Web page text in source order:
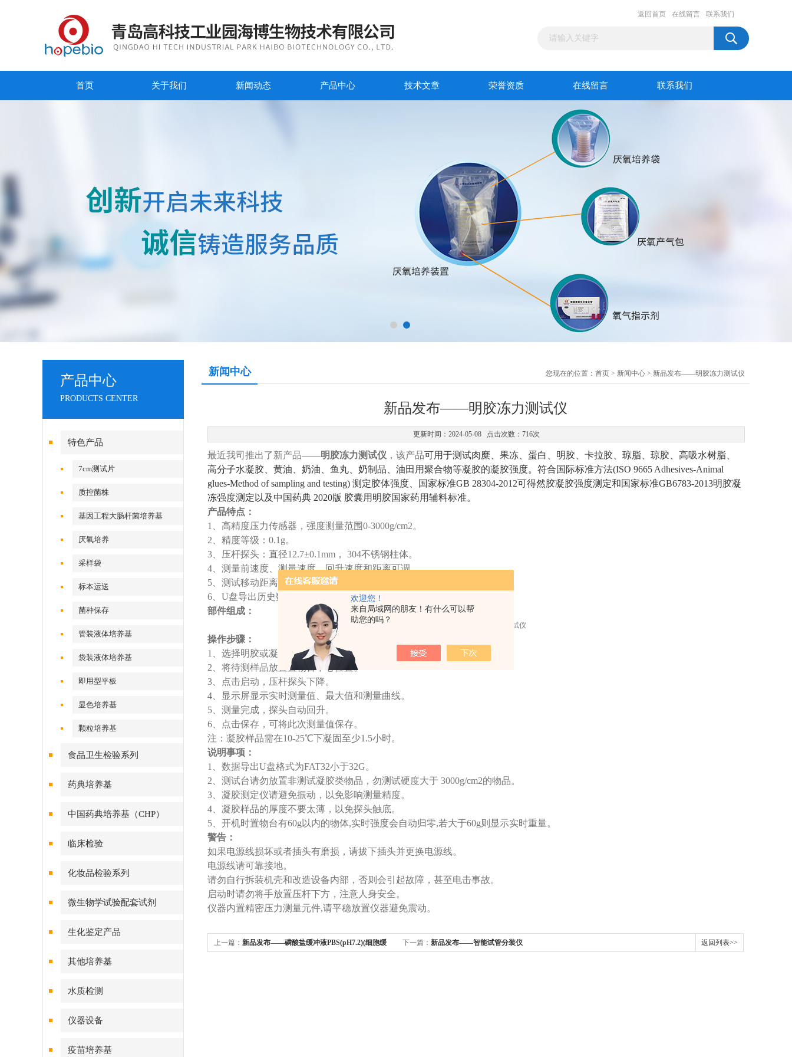
欢迎您！
来自局域网的朋友！有什么可以帮
助您的吗？
返回首页 在线留言 联系我们
首页 关于我们 新闻动态 产品中心 技术文章 荣誉资质 在线留言 联系我们
产品中心
PRODUCTS CENTER
特色产品
7cm测试片
质控菌株
基因工程大肠杆菌培养基
厌氧培养
采样袋
标本运送
菌种保存
管装液体培养基
袋装液体培养基
即用型平板
显色培养基
颗粒培养基
食品卫生检验系列
药典培养基
中国药典培养基（CHP）
临床检验
化妆品检验系列
微生物学试验配套试剂
生化鉴定产品
其他培养基
水质检测
仪器设备
疫苗培养基
新闻中心 您现在的位置： 首页 > 新闻中心 > 新品发布——明胶冻力测试仪
新品发布——明胶冻力测试仪
更新时间：2024-05-08 点击次数：716次
最近我司推出了新产品——明胶冻力测试仪 ，该产品可用于测试肉糜、果冻、蛋白、明胶、卡拉胶、琼脂、琼胶、高吸水树脂、
高分子水凝胶、黄油、奶油、鱼丸、奶制品、油田用聚合物等凝胶的凝胶强度。符合国际标准方法(ISO 9665 Adhesives-Animal
glues-Method of sampling and testing) 测定胶体强度、国家标准GB 28304-2012可得然胶凝胶强度测定和国家标准GB6783-2013明胶凝
冻强度测定以及中国药典 2020版 胶囊用明胶国家药用辅料标准。
产品特点：
1、高精度压力传感器，强度测量范围0-3000g/cm2。
2、精度等级：0.1g。
3、压杆探头：直径12.7±0.1mm， 304不锈钢柱体。
4、测量前速度、测量速度、回升速度和距离可调。
5、测试移动距离：1-50mm。
6、U盘导出历史数据。
部件组成：
操作步骤：
1、选择明胶或凝胶模式
2、将待测样品放置置物台中心位置。
3、点击启动，压杆探头下降。
4、显示屏显示实时测量值、最大值和测量曲线。
5、测量完成，探头自动回升。
6、点击保存，可将此次测量值保存。
注：凝胶样品需在10-25℃下凝固至少1.5小时。
说明事项：
1、数据导出U盘格式为FAT32小于32G。
2、测试台请勿放置非测试凝胶类物品，勿测试硬度大于 3000g/cm2的物品。
3、凝胶测定仪请避免振动，以免影响测量精度。
4、凝胶样品的厚度不要太薄，以免探头触底。
5、开机时置物台有60g以内的物体,实时强度会自动归零,若大于60g则显示实时重量。
警告：
如果电源线损坏或者插头有磨损，请拔下插头并更换电源线。
电源线请可靠接地。
请勿自行拆装机壳和改造设备内部，否则会引起故障，甚至电击事故。
启动时请勿将手放置压杆下方，注意人身安全。
仪器内置精密压力测量元件,请平稳放置仪器避免震动。
上一篇： 新品发布——磷酸盐缓冲液PBS(pH7.2)(细胞缓 下一篇： 新品发布——智能试管分装仪 返回列表>>